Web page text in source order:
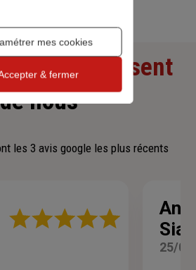
clients pensent
de nous
les 3 avis google les plus récents
Note
25/
mes cookies
& fermer